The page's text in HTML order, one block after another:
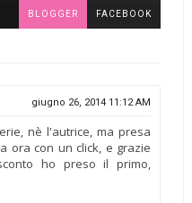
BLOGGER FACEBOOK
giugno 26, 2014 11:12 AM
nè l'autrice, ma presa
ora con un click, e grazie
ho preso il primo,